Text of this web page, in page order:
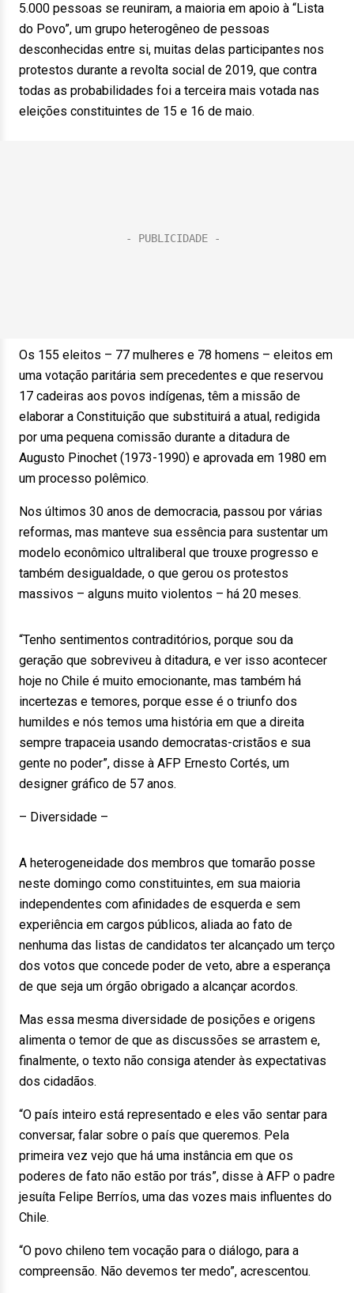
5.000 pessoas se reuniram, a maioria em apoio à “Lista
do Povo”, um grupo heterogêneo de pessoas
desconhecidas entre si, muitas delas participantes nos
protestos durante a revolta social de 2019, que contra
todas as probabilidades foi a terceira mais votada nas
eleições constituintes de 15 e 16 de maio.
Os 155 eleitos – 77 mulheres e 78 homens – eleitos em
uma votação paritária sem precedentes e que reservou
17 cadeiras aos povos indígenas, têm a missão de
elaborar a Constituição que substituirá a atual, redigida
por uma pequena comissão durante a ditadura de
Augusto Pinochet (1973-1990) e aprovada em 1980 em
um processo polêmico.
Nos últimos 30 anos de democracia, passou por várias
reformas, mas manteve sua essência para sustentar um
modelo econômico ultraliberal que trouxe progresso e
também desigualdade, o que gerou os protestos
massivos – alguns muito violentos – há 20 meses.
“Tenho sentimentos contraditórios, porque sou da
geração que sobreviveu à ditadura, e ver isso acontecer
hoje no Chile é muito emocionante, mas também há
incertezas e temores, porque esse é o triunfo dos
humildes e nós temos uma história em que a direita
sempre trapaceia usando democratas-cristãos e sua
gente no poder”, disse à AFP Ernesto Cortés, um
designer gráfico de 57 anos.
– Diversidade –
A heterogeneidade dos membros que tomarão posse
neste domingo como constituintes, em sua maioria
independentes com afinidades de esquerda e sem
experiência em cargos públicos, aliada ao fato de
nenhuma das listas de candidatos ter alcançado um terço
dos votos que concede poder de veto, abre a esperança
de que seja um órgão obrigado a alcançar acordos.
Mas essa mesma diversidade de posições e origens
alimenta o temor de que as discussões se arrastem e,
finalmente, o texto não consiga atender às expectativas
dos cidadãos.
“O país inteiro está representado e eles vão sentar para
conversar, falar sobre o país que queremos. Pela
primeira vez vejo que há uma instância em que os
poderes de fato não estão por trás”, disse à AFP o padre
jesuíta Felipe Berríos, uma das vozes mais influentes do
Chile.
“O povo chileno tem vocação para o diálogo, para a
compreensão. Não devemos ter medo”, acrescentou.